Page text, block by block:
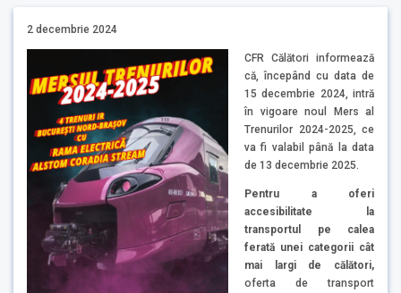
2 decembrie 2024
CFR Călători informează
că, începând cu data de
15 decembrie 2024, intră
în vigoare noul Mers al
Trenurilor 2024-2025, ce
va fi valabil până la data
de 13 decembrie 2025.
Pentru a oferi
accesibilitate la
transportul pe calea
ferată unei categorii cât
mai largi de călători,
oferta de transport